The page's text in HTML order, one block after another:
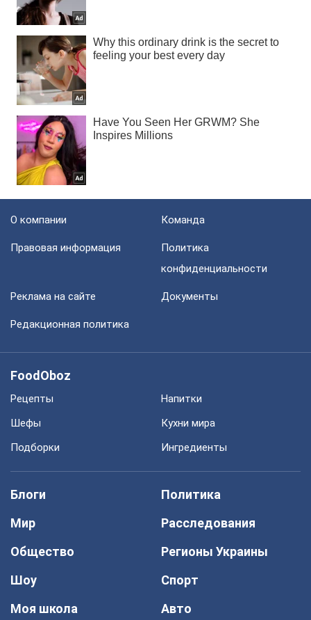
О компании Команда
Правовая информация
Политика
конфиденциальности
Реклама на сайте Документы
Редакционная политика
FoodOboz
Рецепты
Напитки
Шефы
Кухни мира
Подборки
Ингредиенты
Блоги
Политика
Мир
Расследования
Общество
Регионы Украины
Шоу
Спорт
Моя школа
Авто